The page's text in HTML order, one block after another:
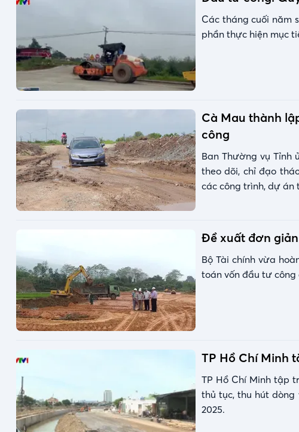
Các tháng cuối năm
phần thực hiện mục
Cà Mau thành
công
Ban Thường vụ Tỉnh
theo dõi, chỉ đạo
các công trình, dự án
Đề xuất đơn
Bộ Tài chính vừa
toán vốn đầu tư công
TP Hồ Chí Minh
TP Hồ Chí Minh tập
thủ tục, thu hút
2025.